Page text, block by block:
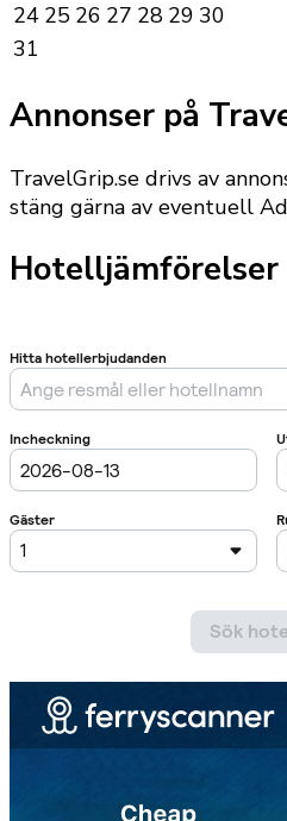
24 25 26 27 28 29 30
31
Annonser på
TravelGrip.se drivs av
stäng gärna av eventuell
Hotelljämförelser